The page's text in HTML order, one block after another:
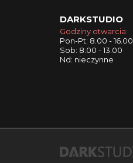
DARKSTUDIO
Godziny otwarcia:
Pon-Pt: 8.00 - 16.00
Sob: 8.00 - 13.00
Nd: nieczynne